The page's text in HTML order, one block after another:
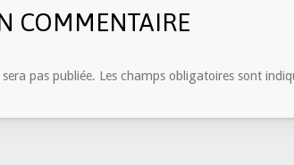
COMMENTAIRE
pas publiée. Les champs obligatoires sont